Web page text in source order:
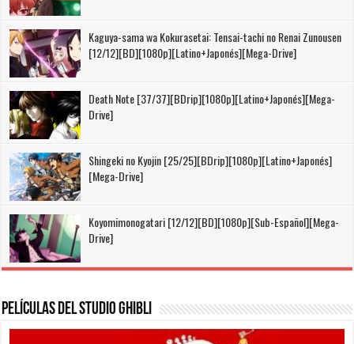
Kaguya-sama wa Kokurasetai: Tensai-tachi no Renai Zunousen
[12/12][BD][1080p][Latino+Japonés][Mega-Drive]
Death Note [37/37][BDrip][1080p][Latino+Japonés][Mega-
Drive]
Shingeki no Kyojin [25/25][BDrip][1080p][Latino+Japonés]
[Mega-Drive]
Koyomimonogatari [12/12][BD][1080p][Sub-Español][Mega-
Drive]
Películas del Studio Ghibli